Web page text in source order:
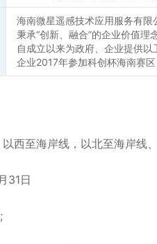
海南微星遥感技术应用服务有限
秉承“创新、融合”的企业价值
自成立以来为政府、企业提供
企业2017年参加科创杯海南赛
西至海岸线，以北至海岸线
31日